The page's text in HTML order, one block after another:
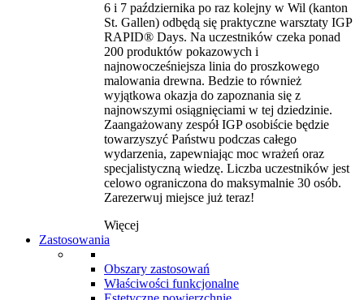
6 i 7 października po raz kolejny w Wil (kanton
St. Gallen) odbędą się praktyczne warsztaty IGP
RAPID® Days. Na uczestników czeka ponad
200 produktów pokazowych i
najnowocześniejsza linia do proszkowego
malowania drewna. Bedzie to również
wyjątkowa okazja do zapoznania się z
najnowszymi osiągnięciami w tej dziedzinie.
Zaangażowany zespół IGP osobiście będzie
towarzyszyć Państwu podczas całego
wydarzenia, zapewniając moc wrażeń oraz
specjalistyczną wiedzę. Liczba uczestników jest
celowo ograniczona do maksymalnie 30 osób.
Zarezerwuj miejsce już teraz!
Więcej
Zastosowania
Obszary zastosowań
Właściwości funkcjonalne